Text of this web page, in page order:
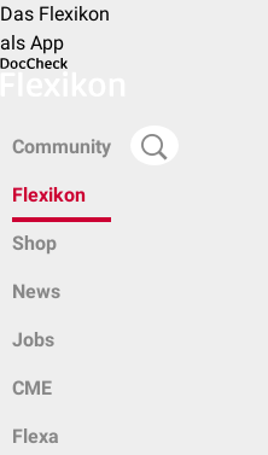
Das Flexikon
als App
Community
Flexikon
Shop
News
Jobs
CME
Flexa